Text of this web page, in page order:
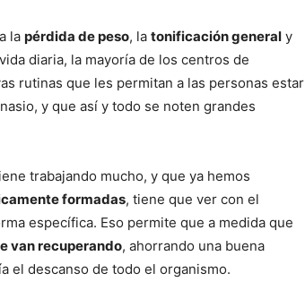
la pérdida de peso, la tonificación general y
diaria, la mayoría de los centros de
rutinas que les permitan a las personas estar
y que así y todo se noten grandes
trabajando mucho, y que ya hemos
formadas, tiene que ver con el
específica. Eso permite que a medida que
van recuperando, ahorrando una buena
el descanso de todo el organismo.